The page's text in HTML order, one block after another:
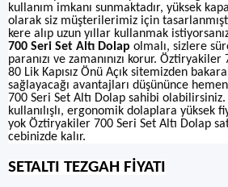
kullanım imkanı sunmaktadır, yüksek
olarak siz müşterilerimiz için
kere alıp uzun yıllar kullanmak
700 Seri Set Altı Dolap olmalı, sizlere
paranızı ve zamanınızı korur.
80 Lik Kapısız Önü Açık sitemizden
sağlayacağı avantajları düşününce
700 Seri Set Altı Dolap sahibi
kullanılışlı, ergonomik dolaplara yüksek
yok Öztiryakiler 700 Seri Set Altı Dolap
cebinizde kalır.
SETALTI TEZGAH FİYATI